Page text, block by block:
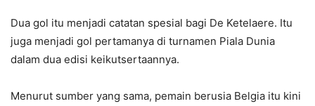
Dua gol itu menjadi catatan spesial bagi De Ketelaere. Itu
juga menjadi gol pertamanya di turnamen Piala Dunia
dalam dua edisi keikutsertaannya.
Menurut sumber yang sama, pemain berusia Belgia itu kini